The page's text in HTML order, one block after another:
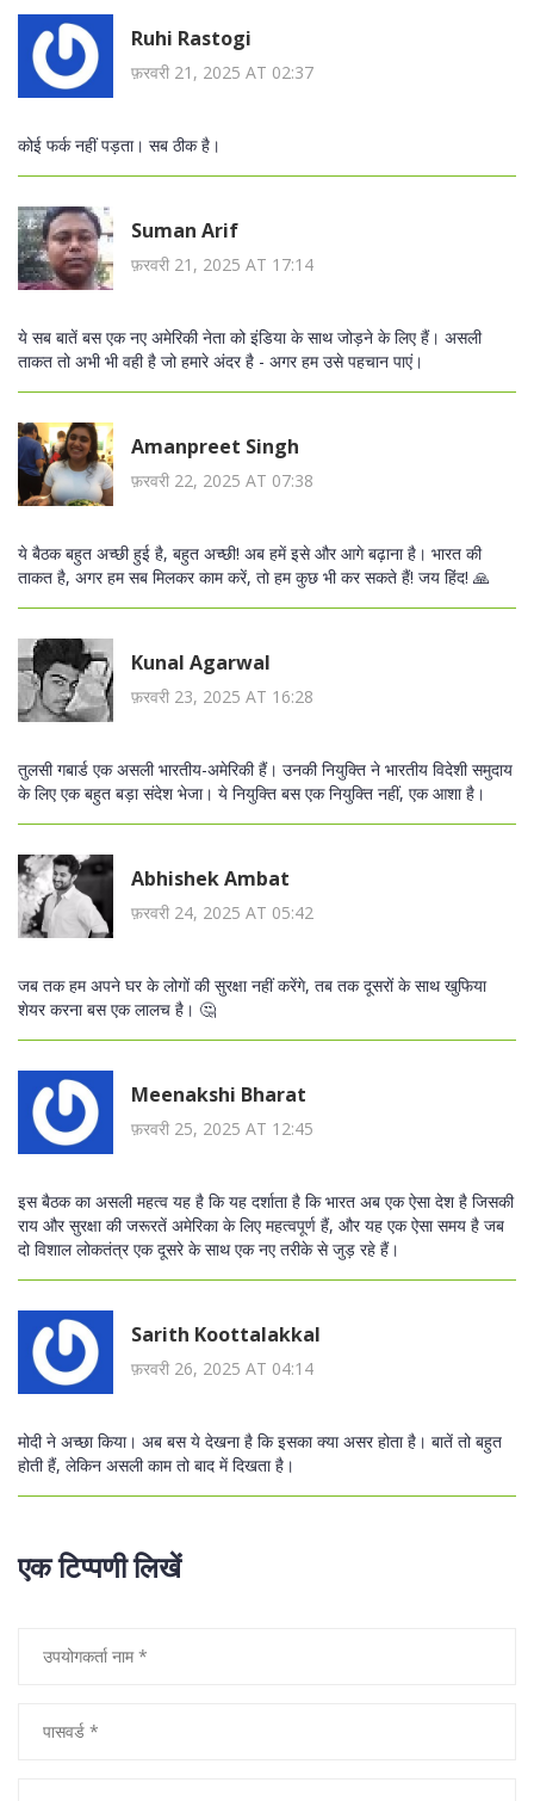
Ruhi Rastogi
फ़रवरी 21, 2025 AT 02:37
कोई फर्क नहीं पड़ता। सब ठीक है।
Suman Arif
फ़रवरी 21, 2025 AT 17:14
ये सब बातें बस एक नए अमेरिकी नेता को इंडिया के साथ जोड़ने के लिए हैं। असली
ताकत तो अभी भी वही है जो हमारे अंदर है - अगर हम उसे पहचान पाएं।
Amanpreet Singh
फ़रवरी 22, 2025 AT 07:38
ये बैठक बहुत अच्छी हुई है, बहुत अच्छी! अब हमें इसे और आगे बढ़ाना है। भारत की
ताकत है, अगर हम सब मिलकर काम करें, तो हम कुछ भी कर सकते हैं! जय हिंद! 🙏
Kunal Agarwal
फ़रवरी 23, 2025 AT 16:28
तुलसी गबार्ड एक असली भारतीय-अमेरिकी हैं। उनकी नियुक्ति ने भारतीय विदेशी समुदाय
के लिए एक बहुत बड़ा संदेश भेजा। ये नियुक्ति बस एक नियुक्ति नहीं, एक आशा है।
Abhishek Ambat
फ़रवरी 24, 2025 AT 05:42
जब तक हम अपने घर के लोगों की सुरक्षा नहीं करेंगे, तब तक दूसरों के साथ खुफिया
शेयर करना बस एक लालच है। 🤔
Meenakshi Bharat
फ़रवरी 25, 2025 AT 12:45
इस बैठक का असली महत्व यह है कि यह दर्शाता है कि भारत अब एक ऐसा देश है जिसकी
राय और सुरक्षा की जरूरतें अमेरिका के लिए महत्वपूर्ण हैं, और यह एक ऐसा समय है जब
दो विशाल लोकतंत्र एक दूसरे के साथ एक नए तरीके से जुड़ रहे हैं।
Sarith Koottalakkal
फ़रवरी 26, 2025 AT 04:14
मोदी ने अच्छा किया। अब बस ये देखना है कि इसका क्या असर होता है। बातें तो बहुत
होती हैं, लेकिन असली काम तो बाद में दिखता है।
एक टिप्पणी लिखें